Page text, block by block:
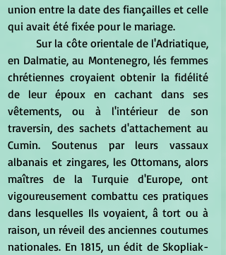
union entre la date des fiançailles et celle
qui avait été fixée pour le mariage.
en Dalmatie, au Montenegro, lés femmes
chrétiennes croyaient obtenir la fidélité
de leur époux en cachant dans ses
vêtements, ou à l'intérieur de son
traversin, des sachets d'attachement au
Cumin. Soutenus par leurs vassaux
albanais et zingares, les Ottomans, alors
maîtres de la Turquie d'Europe, ont
vigoureusement combattu ces pratiques
dans lesquelles Ils voyaient, â tort ou à
raison, un réveil des anciennes coutumes
nationales. En 1815, un édit de Skopliak-